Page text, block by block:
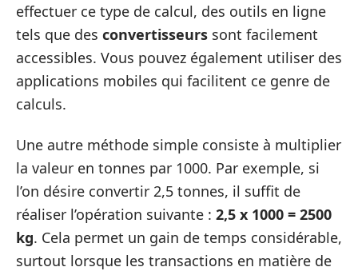
effectuer ce type de calcul, des outils en ligne
tels que des convertisseurs sont facilement
accessibles. Vous pouvez également utiliser des
applications mobiles qui facilitent ce genre de
calculs.
Une autre méthode simple consiste à multiplier
la valeur en tonnes par 1000. Par exemple, si
l’on désire convertir 2,5 tonnes, il suffit de
réaliser l’opération suivante : 2,5 x 1000 = 2500
kg. Cela permet un gain de temps considérable,
surtout lorsque les transactions en matière de